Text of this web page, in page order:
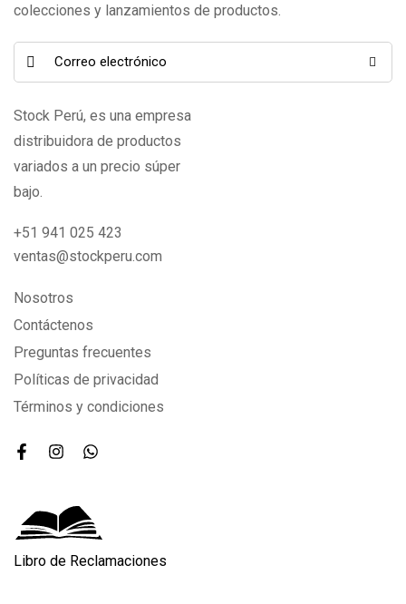
colecciones y lanzamientos de productos.
Stock Perú, es una empresa
distribuidora de productos
variados a un precio súper
bajo.
+51 941 025 423
ventas@stockperu.com
Nosotros
Contáctenos
Preguntas frecuentes
Políticas de privacidad
Términos y condiciones
Libro de Reclamaciones